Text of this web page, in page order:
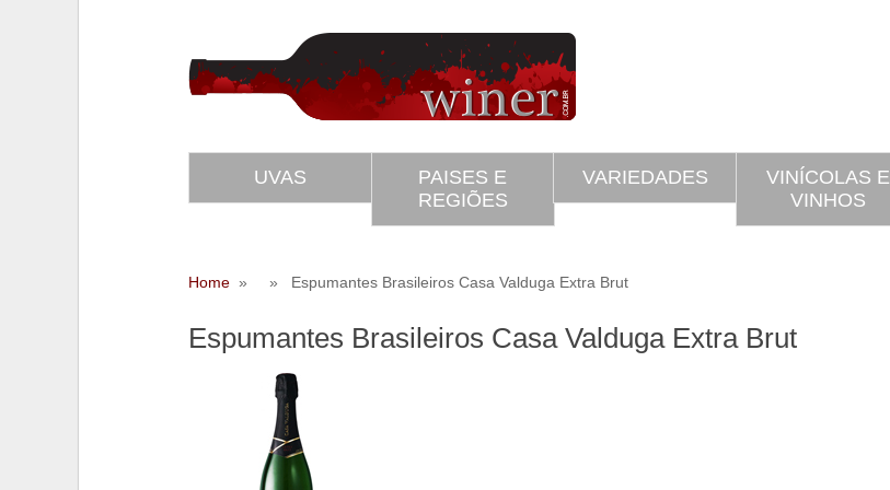
UVAS
PAISES E
REGIÕES
VARIEDADES
VINÍCOLAS E
VINHOS
Home » » Espumantes Brasileiros Casa Valduga Extra Brut
Espumantes Brasileiros Casa Valduga Extra Brut